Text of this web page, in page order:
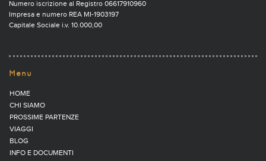
Numero iscrizione al Registro 06617910960
Impresa e numero REA MI-1903197
Capitale Sociale i.v. 10.000,00
Menu
HOME
CHI SIAMO
PROSSIME PARTENZE
VIAGGI
BLOG
INFO E DOCUMENTI